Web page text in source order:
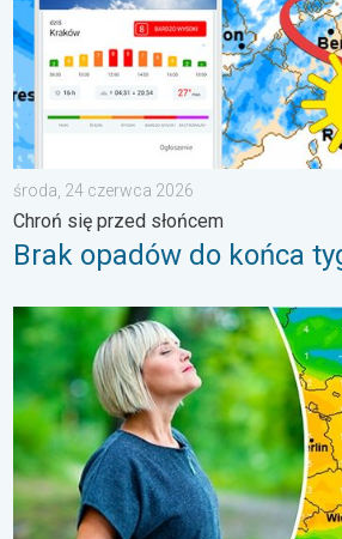
środa, 24 czerwca 2026
Chroń się przed słońcem
Brak opadów do końca
Dlaczego powietrze jest dziś takie